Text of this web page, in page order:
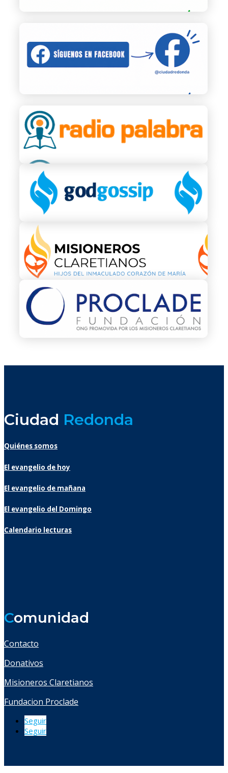
Ciudad Redonda
Quiénes somos
El evangelio de hoy
El evangelio de mañana
El evangelio del Domingo
Calendario lecturas
Comunidad
Contacto
Donativos
Misioneros Claretianos
Fundacion Proclade
Seguir
Seguir